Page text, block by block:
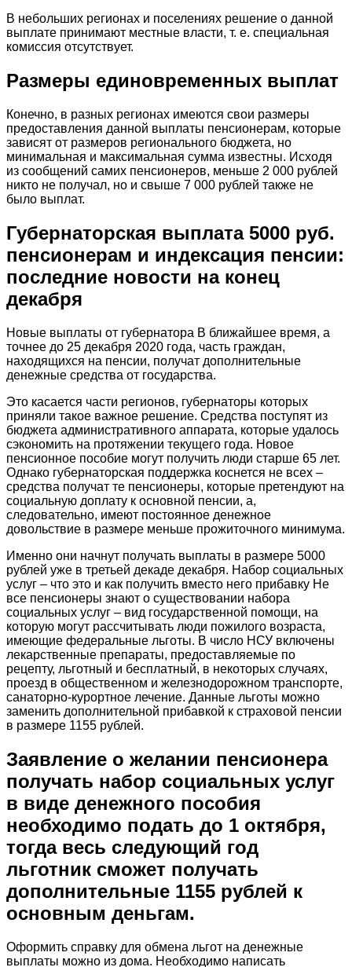
В небольших регионах и поселениях решение о данной
выплате принимают местные власти, т. е. специальная
комиссия отсутствует.
Размеры единовременных выплат
Конечно, в разных регионах имеются свои размеры
предоставления данной выплаты пенсионерам, которые
зависят от размеров регионального бюджета, но
минимальная и максимальная сумма известны. Исходя
из сообщений самих пенсионеров, меньше 2 000 рублей
никто не получал, но и свыше 7 000 рублей также не
было выплат.
Губернаторская выплата 5000 руб.
пенсионерам и индексация пенсии:
последние новости на конец
декабря
Новые выплаты от губернатора В ближайшее время, а
точнее до 25 декабря 2020 года, часть граждан,
находящихся на пенсии, получат дополнительные
денежные средства от государства.
Это касается части регионов, губернаторы которых
приняли такое важное решение. Средства поступят из
бюджета административного аппарата, которые удалось
сэкономить на протяжении текущего года. Новое
пенсионное пособие могут получить люди старше 65 лет.
Однако губернаторская поддержка коснется не всех –
средства получат те пенсионеры, которые претендуют на
социальную доплату к основной пенсии, а,
следовательно, имеют постоянное денежное
довольствие в размере меньше прожиточного минимума.
Именно они начнут получать выплаты в размере 5000
рублей уже в третьей декаде декабря. Набор социальных
услуг – что это и как получить вместо него прибавку Не
все пенсионеры знают о существовании набора
социальных услуг – вид государственной помощи, на
которую могут рассчитывать люди пожилого возраста,
имеющие федеральные льготы. В число НСУ включены
лекарственные препараты, предоставляемые по
рецепту, льготный и бесплатный, в некоторых случаях,
проезд в общественном и железнодорожном транспорте,
санаторно-курортное лечение. Данные льготы можно
заменить дополнительной прибавкой к страховой пенсии
в размере 1155 рублей.
Заявление о желании пенсионера
получать набор социальных услуг
в виде денежного пособия
необходимо подать до 1 октября,
тогда весь следующий год
льготник сможет получать
дополнительные 1155 рублей к
основным деньгам.
Оформить справку для обмена льгот на денежные
выплаты можно из дома. Необходимо написать